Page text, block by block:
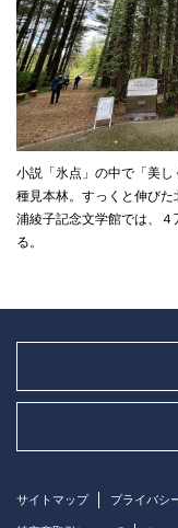
小説「氷点」の中で「美
種見本林。すっくと伸び
浦綾子記念文学館では、
る。
サイトマップ プライバシ